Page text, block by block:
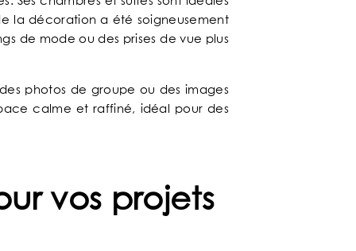
la décoration a été soigneusement
de mode ou des prises de vue plus
photos de groupe ou des images
calme et raffiné, idéal pour des
vos projets